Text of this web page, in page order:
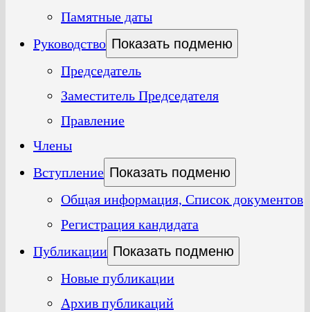
Памятные даты
Руководство Показать подменю
Председатель
Заместитель Председателя
Правление
Члены
Вступление Показать подменю
Общая информация, Список документов
Регистрация кандидата
Публикации Показать подменю
Новые публикации
Архив публикаций